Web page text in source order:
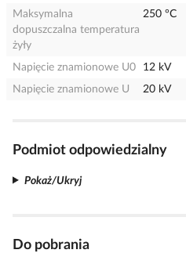
Maksymalna
dopuszczalna temperatura
żyły
250 °C
Napięcie znamionowe U0
12 kV
Napięcie znamionowe U
20 kV
Podmiot odpowiedzialny
Pokaż/Ukryj
Do pobrania